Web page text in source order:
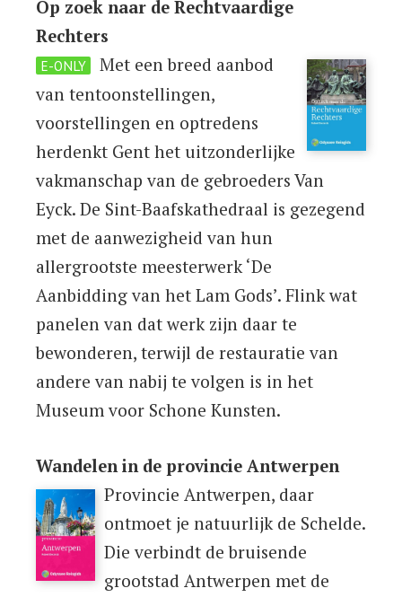
Op zoek naar de Rechtvaardige
Rechters
E-ONLY
Met een breed aanbod
van tentoonstellingen,
voorstellingen en optredens
herdenkt Gent het uitzonderlijke
vakmanschap van de gebroeders Van
Eyck. De Sint-Baafskathedraal is gezegend
met de aanwezigheid van hun
allergrootste meesterwerk ‘De
Aanbidding van het Lam Gods’. Flink wat
panelen van dat werk zijn daar te
bewonderen, terwijl de restauratie van
andere van nabij te volgen is in het
Museum voor Schone Kunsten.
Wandelen in de provincie Antwerpen
Provincie Antwerpen, daar
ontmoet je natuurlijk de Schelde.
Die verbindt de bruisende
grootstad Antwerpen met de